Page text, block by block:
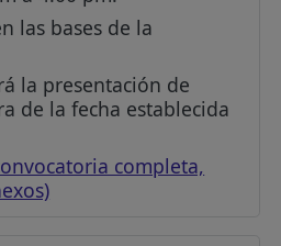
las bases de la
la presentación de
de la fecha establecida
completa,